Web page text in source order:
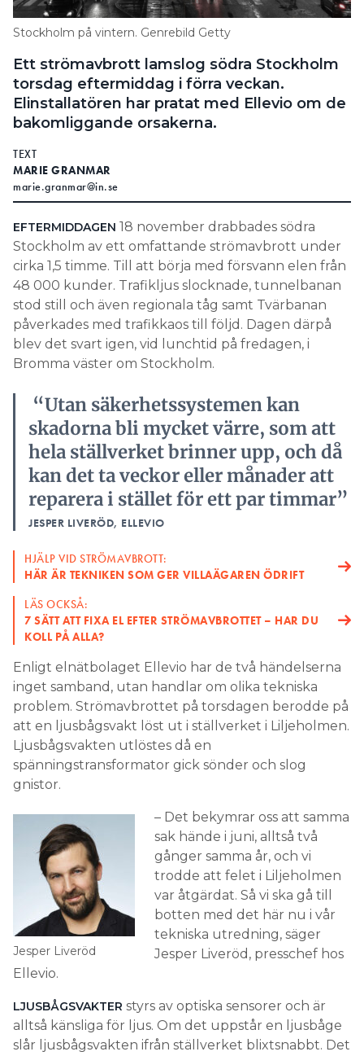
Search for:
SEARCH
Stockholm på vintern. Genrebild Getty
Ett strömavbrott lamslog södra Stockholm
torsdag eftermiddag i förra veckan.
Elinstallatören har pratat med Ellevio om de
bakomliggande orsakerna.
TEXT
MARIE GRANMAR
marie.granmar@in.se
EFTERMIDDAGEN 18 november drabbades södra
Stockholm av ett omfattande strömavbrott under
cirka 1,5 timme. Till att börja med försvann elen från
48 000 kunder. Trafikljus slocknade, tunnelbanan
stod still och även regionala tåg samt Tvärbanan
påverkades med trafikkaos till följd. Dagen därpå
blev det svart igen, vid lunchtid på fredagen, i
Bromma väster om Stockholm.
“Utan säkerhetssystemen kan
skadorna bli mycket värre, som att
hela ställverket brinner upp, och då
kan det ta veckor eller månader att
reparera i stället för ett par timmar”
JESPER LIVERÖD, ELLEVIO
HJÄLP VID STRÖMAVBROTT:
HÄR ÄR TEKNIKEN SOM GER VILLAÄGAREN ÖDRIFT
LÄS OCKSÅ:
7 SÄTT ATT FIXA EL EFTER STRÖMAVBROTTET – HAR DU
KOLL PÅ ALLA?
Enligt elnätbolaget Ellevio har de två händelserna
inget samband, utan handlar om olika tekniska
problem. Strömavbrottet på torsdagen berodde på
att en ljusbågsvakt löst ut i ställverket i Liljeholmen.
Ljusbågsvakten utlöstes då en
spänningstransformator gick sönder och slog
gnistor.
Jesper Liveröd
– Det bekymrar oss att samma
sak hände i juni, alltså två
gånger samma år, och vi
trodde att felet i Liljeholmen
var åtgärdat. Så vi ska gå till
botten med det här nu i vår
tekniska utredning, säger
Jesper Liveröd, presschef hos
Ellevio.
LJUSBÅGSVAKTER styrs av optiska sensorer och är
alltså känsliga för ljus. Om det uppstår en ljusbåge
slår ljusbågsvakten ifrån ställverket blixtsnabbt. Det